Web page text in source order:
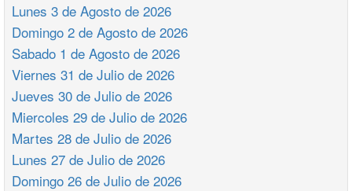
Lunes 3 de Agosto de 2026
Domingo 2 de Agosto de 2026
Sabado 1 de Agosto de 2026
Viernes 31 de Julio de 2026
Jueves 30 de Julio de 2026
Miercoles 29 de Julio de 2026
Martes 28 de Julio de 2026
Lunes 27 de Julio de 2026
Domingo 26 de Julio de 2026